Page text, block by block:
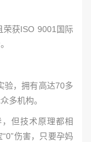
荣获ISO 9001国际
验，拥有高达70多
多机构。
但技术原理都相
伤害，只要孕妈